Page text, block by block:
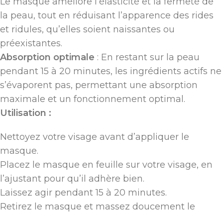
la peau, tout en réduisant l’apparence des rides
et ridules, qu’elles soient naissantes ou
préexistantes.
Absorption optimale : En restant sur la peau
pendant 15 à 20 minutes, les ingrédients actifs ne
s’évaporent pas, permettant une absorption
maximale et un fonctionnement optimal.
Utilisation :
Nettoyez votre visage avant d’appliquer le
masque.
Placez le masque en feuille sur votre visage, en
l’ajustant pour qu’il adhère bien.
Laissez agir pendant 15 à 20 minutes.
Retirez le masque et massez doucement le